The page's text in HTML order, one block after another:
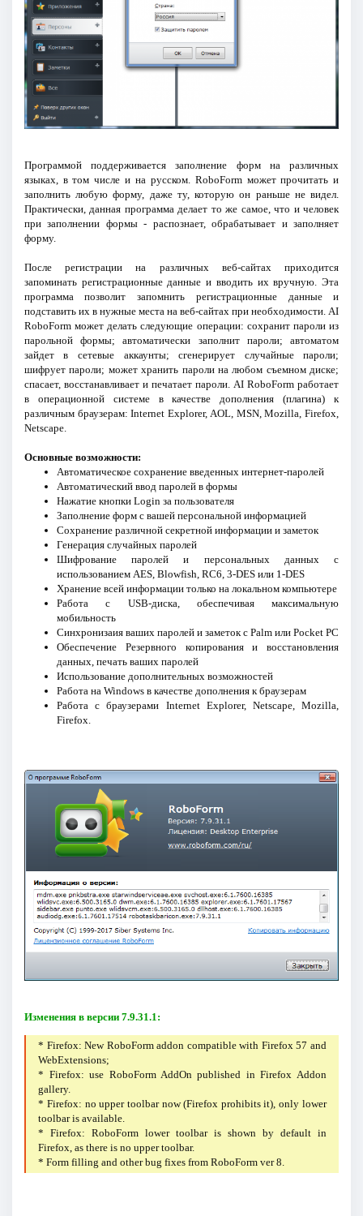
Программой поддерживается заполнение форм на различных
языках, в том числе и на русском. RoboForm может прочитать и
заполнить любую форму, даже ту, которую он раньше не видел.
Практически, данная программа делает то же самое, что и человек
при заполнении формы - распознает, обрабатывает и заполняет
форму.
После регистрации на различных веб-сайтах приходится
запоминать регистрационные данные и вводить их вручную. Эта
программа позволит запомнить регистрационные данные и
подставить их в нужные места на веб-сайтах при необходимости. AI
RoboForm может делать следующие операции: сохранит пароли из
парольной формы; автоматически заполнит пароли; автоматом
зайдет в сетевые аккаунты; сгенерирует случайные пароли;
шифрует пароли; может хранить пароли на любом съемном диске;
спасает, восстанавливает и печатает пароли. AI RoboForm работает
в операционной системе в качестве дополнения (плагина) к
различным браузерам: Internet Explorer, AOL, MSN, Mozilla, Firefox,
Netscape.
Основные возможности:
Автоматическое сохранение введенных интернет-паролей
Автоматический ввод паролей в формы
Нажатие кнопки Login за пользователя
Заполнение форм с вашей персональной информацией
Сохранение различной секретной информации и заметок
Генерация случайных паролей
Шифрование паролей и персональных данных с
использованием AES, Blowfish, RC6, 3-DES или 1-DES
Хранение всей информации только на локальном компьютере
Работа с USB-диска, обеспечивая максимальную
мобильность
Синхронизаия ваших паролей и заметок с Palm или Pocket PC
Обеспечение Резервного копирования и восстановления
данных, печать ваших паролей
Использование дополнительных возможностей
Работа на Windows в качестве дополнения к браузерам
Работа с браузерами Internet Explorer, Netscape, Mozilla,
Firefox.
Изменения в версии 7.9.31.1:
* Firefox: New RoboForm addon compatible with Firefox 57 and
WebExtensions;
* Firefox: use RoboForm AddOn published in Firefox Addon
gallery.
* Firefox: no upper toolbar now (Firefox prohibits it), only lower
toolbar is available.
* Firefox: RoboForm lower toolbar is shown by default in
Firefox, as there is no upper toolbar.
* Form filling and other bug fixes from RoboForm ver 8.